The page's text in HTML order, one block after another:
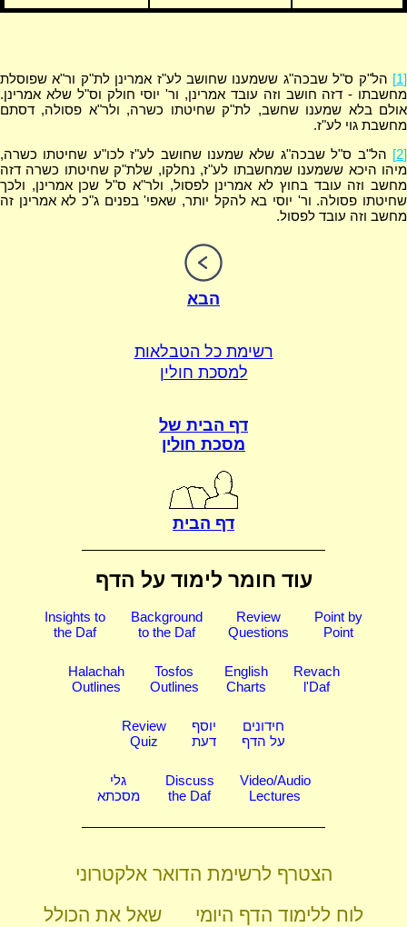
[1]
הל"ק ס"ל שבכה"ג ששמענו שחושב לע"ז אמרינן לת"ק ור"א שפוסלת
מחשבתו - דזה חושב וזה עובד אמרינן, ור' יוסי חולק וס"ל שלא אמרינן.
אולם בלא שמענו שחשב, לת"ק שחיטתו כשרה, ולר"א פסולה, דסתם
מחשבת גוי לע"ז.
[2]
הל"ב ס"ל שבכה"ג שלא שמענו שחושב לע"ז לכו"ע שחיטתו כשרה,
מיהו היכא ששמענו שמחשבתו לע"ז, נחלקו, שלת"ק שחיטתו כשרה דזה
מחשב וזה עובד בחוץ לא אמרינן לפסול, ולר"א ס"ל שכן אמרינן, ולכך
שחיטתו פסולה. ור' יוסי בא להקל יותר, שאפי' בפנים ג"כ לא אמרינן זה
מחשב וזה עובד לפסול.
הבא
רשימת כל הטבלאות
למסכת חולין
דף הבית של
מסכת חולין
דף הבית
עוד חומר לימוד על הדף
Insights to
the Daf
Background
to the Daf
Review
Questions
Point by
Point
Halachah
Outlines
Tosfos
Outlines
English
Charts
Revach
l'Daf
Review
Quiz
יוסף
דעת
חידונים
על הדף
גלי
מסכתא
Discuss
the Daf
Video/Audio
Lectures
הצטרף לרשימת הדואר אלקטרוני
שאל את הכולל
לוח ללימוד הדף היומי